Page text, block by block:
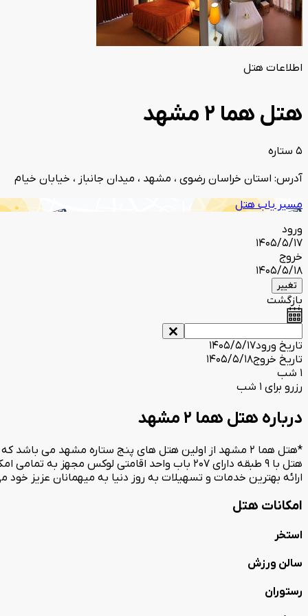
اطلاعات هتل
هتل هما 2 مشهد
5 ستاره
آدرس: استان خراسان رضوی ، مشهد ، میدان جانباز ، خیابان خیام
مسیر یاب هتل
ورود
1405/5/17
خروج
1405/5/18
تغییر
بازگشت
تاریخ ورود1405/5/17
تاریخ خروج1405/5/18
1 شب
رزرو برای 1 شب
درباره هتل هما 2 مشهد
*هتل هما 2 مشهد از اولین هتل های پنج ستاره مشهد می
ارائه بهترین خدمات و تسهیلات به روز دنیا به میهمانان عزیز خود
امکانات هتل
استخر
سالن ورزش
رستوران